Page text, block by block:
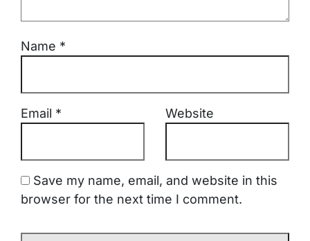
Name *
Email * Website
Save my name, email, and website in this
browser for the next time I comment.